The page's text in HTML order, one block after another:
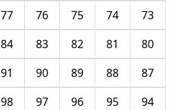
73
74
75
76
77
80
81
82
83
84
87
88
89
90
91
94
95
96
97
98